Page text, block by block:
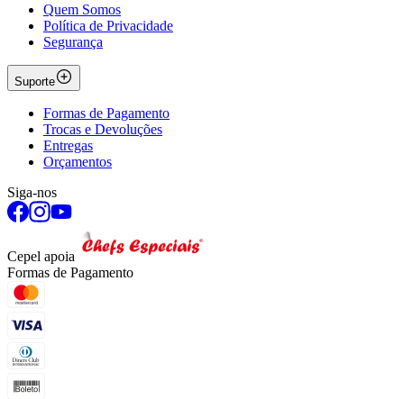
Quem Somos
Política de Privacidade
Segurança
Suporte
Formas de Pagamento
Trocas e Devoluções
Entregas
Orçamentos
Siga-nos
Cepel apoia
Formas de Pagamento